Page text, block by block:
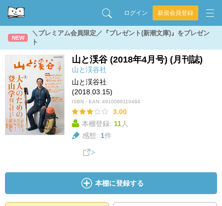
ログイン 新規会員登録
NEW
＼プレミアム会員限定／『プレゼント(新潮文庫)』をプレゼン
ト
山と渓谷 (2018年4月号) (月刊誌)
山と渓谷社
山と渓谷社
(2018.03.15)
ISBN・EAN: 4910088110484
3.00
本棚登録: 11人
感想: 1件
本棚に登録する